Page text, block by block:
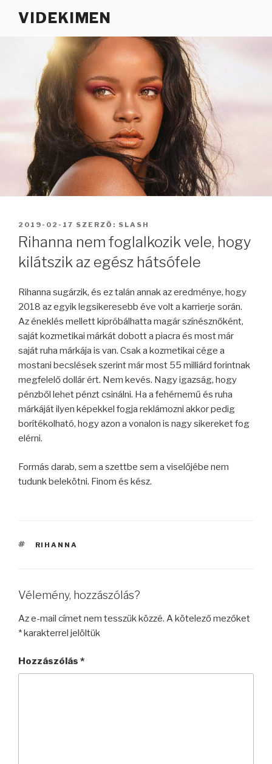
VIDEKIMEN
BEKÜLDVE:
2019-02-17 SZERZŐ: SLASH
Rihanna nem foglalkozik vele, hogy
kilátszik az egész hátsófele
Rihanna sugárzik, és ez talán annak az eredménye, hogy
2018 az egyik legsikeresebb éve volt a karrierje során.
Az éneklés mellett kipróbálhatta magár színésznőként,
saját kozmetikai márkát dobott a piacra és most már
saját ruha márkája is van. Csak a kozmetikai cége a
mostani becslések szerint már most 55 milliárd forintnak
megfelelő dollár ért. Nem kevés. Nagy igazság, hogy
pénzből lehet pénzt csinálni. Ha a fehérnemű és ruha
márkáját ilyen képekkel fogja reklámozni akkor pedig
borítékolható, hogy azon a vonalon is nagy sikereket fog
elérni.
Formás darab, sem a szettbe sem a viselőjébe nem
tudunk belekötni. Finom és kész.
CÍMKÉK
RIHANNA
Vélemény, hozzászólás?
Az e-mail címet nem tesszük közzé. A kötelező mezőket
*karakterrel jelöltük
Hozzászólás *